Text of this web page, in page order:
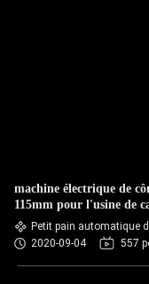
machine électrique de
115mm pour l'usine de
Petit pain automatique
2020-09-04
557